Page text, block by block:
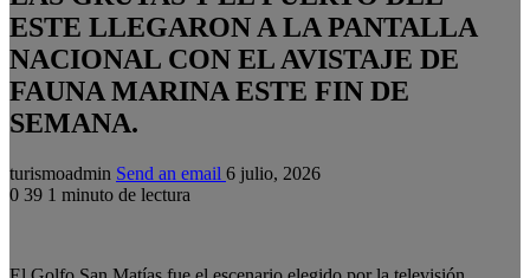
ESTE LLEGARON A LA PANTALLA
NACIONAL CON EL AVISTAJE DE
FAUNA MARINA ESTE FIN DE
SEMANA.
turismoadmin Send an email 6 julio, 2026
0 39 1 minuto de lectura